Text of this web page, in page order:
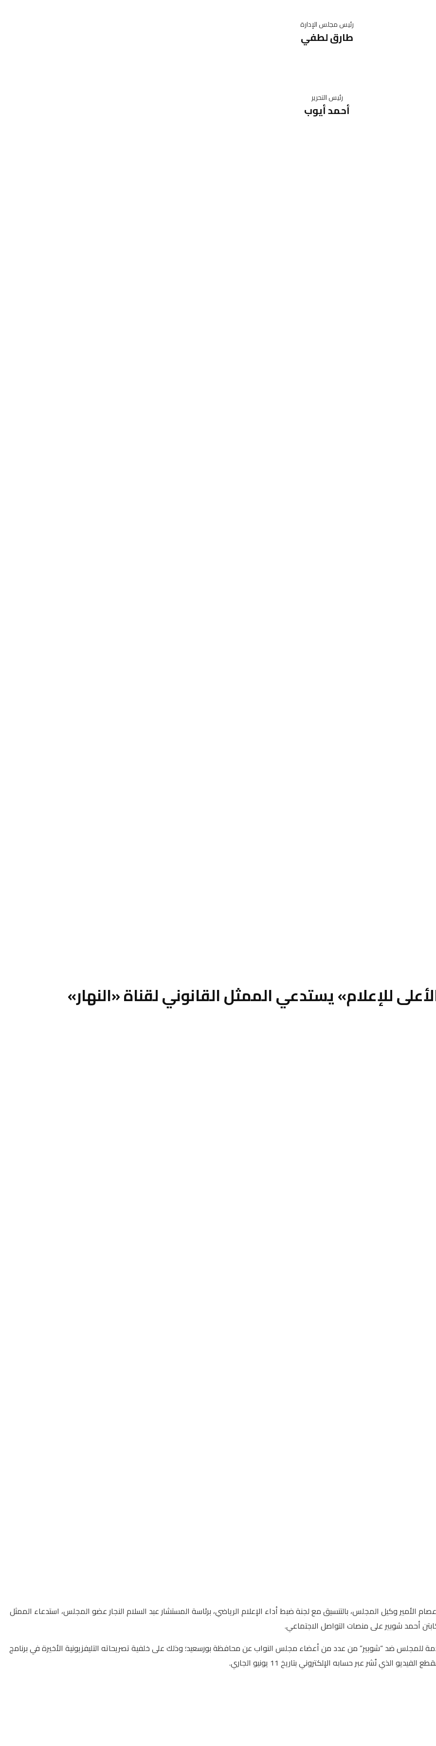
رئيس مجلس الإدارة
طارق لطفي
رئيس التحرير
أحمد أيوب
للإعلام» يستدعي الممثل القانوني لقناة «النهار»
الأمير وكيل المجلس، بالتنسيق مع لجنة ضبط أداء الإعلام الرياضي، برئاسة المستشار عبد السلام النجار عضو المجلس، استدعاء الممثل
أحمد شوبير على منصات التواصل الاجتماعي.
للمجلس ضد “شوبير” من عدد من أعضاء مجلس النواب عن محافظة بورسعيد؛ وذلك على خلفية تصريحاته التليفزيونية الأخيرة في برنامج